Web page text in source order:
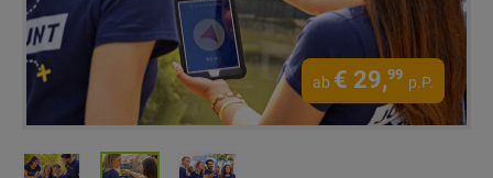
ab € 29,99 p.P.